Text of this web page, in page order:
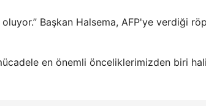
Başkan Halsema, AFP'ye verdiği
en önemli önceliklerimizden biri